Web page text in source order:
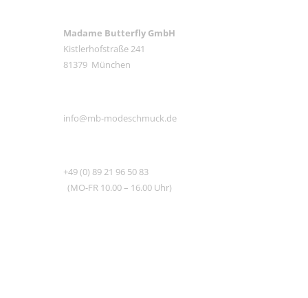
Madame Butterfly GmbH
Kistlerhofstraße 241
81379 München
info@mb-modeschmuck.de
+49 (0) 89 21 96 50 83
(MO-FR 10.00 – 16.00 Uhr)